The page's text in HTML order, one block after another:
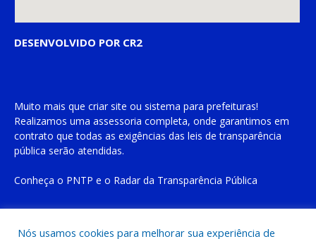
DESENVOLVIDO POR CR2
Muito mais que criar site ou sistema para prefeituras!
Realizamos uma assessoria completa, onde garantimos em
contrato que todas as exigências das leis de transparência
pública serão atendidas.
Conheça o PNTP e o Radar da Transparência Pública
Nós usamos cookies para melhorar sua experiência de